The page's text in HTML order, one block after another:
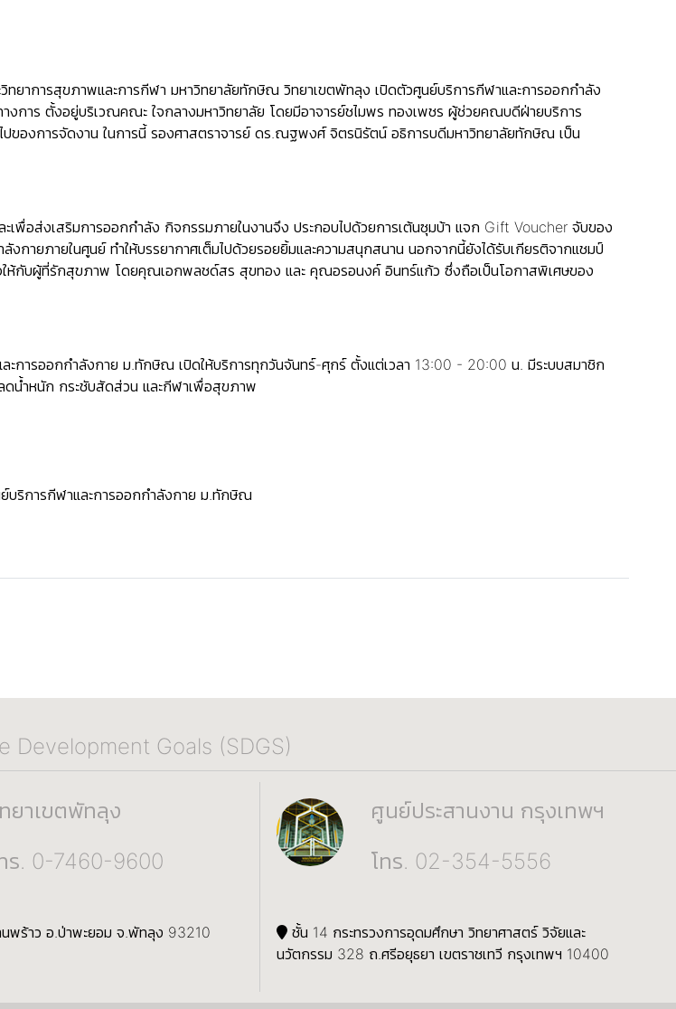
าการสุขภาพและการกีฬา มหาวิทยาลัยทักษิณ วิทยาเขตพัทลุง เปิดตัวศูนย์บริการกีฬาและการออกกำลัง
การ ตั้งอยู่บริเวณคณะ ใจกลางมหาวิทยาลัย โดยมีอาจารย์ชไมพร ทองเพชร ผู้ช่วยคณบดีฝ่ายบริการ
ไปของการจัดงาน ในการนี้ รองศาสตราจารย์ ดร.ณฐพงศ์ จิตรนิรัตน์ อธิการบดีมหาวิทยาลัยทักษิณ เป็น
เพื่อส่งเสริมการออกกำลัง กิจกรรมภายในงานจึง ประกอบไปด้วยการเต้นซุมบ้า แจก Gift Voucher จับของ
งกายภายในศูนย์ ทำให้บรรยากาศเต็มไปด้วยรอยยิ้มและความสนุกสนาน นอกจากนี้ยังได้รับเกียรติจากแชมป์
ให้กับผู้ที่รักสุขภาพ โดยคุณเอกพลชด์สร สุขทอง และ คุณอรอนงค์ อินทร์แก้ว ซึ่งถือเป็นโอกาสพิเศษของ
การออกกำลังกาย ม.ทักษิณ เปิดให้บริการทุกวันจันทร์-ศุกร์ ตั้งแต่เวลา 13:00 - 20:00 น. มีระบบสมาชิก
ดน้ำหนัก กระชับสัดส่วน และกีฬาเพื่อสุขภาพ
ริการกีฬาและการออกกำลังกาย ม.ทักษิณ
Development Goals (SDGS)
ยาเขตพัทลุง
ร. 0-7460-9600
พร้าว อ.ป่าพะยอม จ.พัทลุง 93210
ศูนย์ประสานงาน กรุงเทพฯ
โทร. 02-354-5556
ชั้น 14 กระทรวงการอุดมศึกษา วิทยาศาสตร์ วิจัยและ
นวัตกรรม 328 ถ.ศรีอยุธยา เขตราชเทวี กรุงเทพฯ 10400